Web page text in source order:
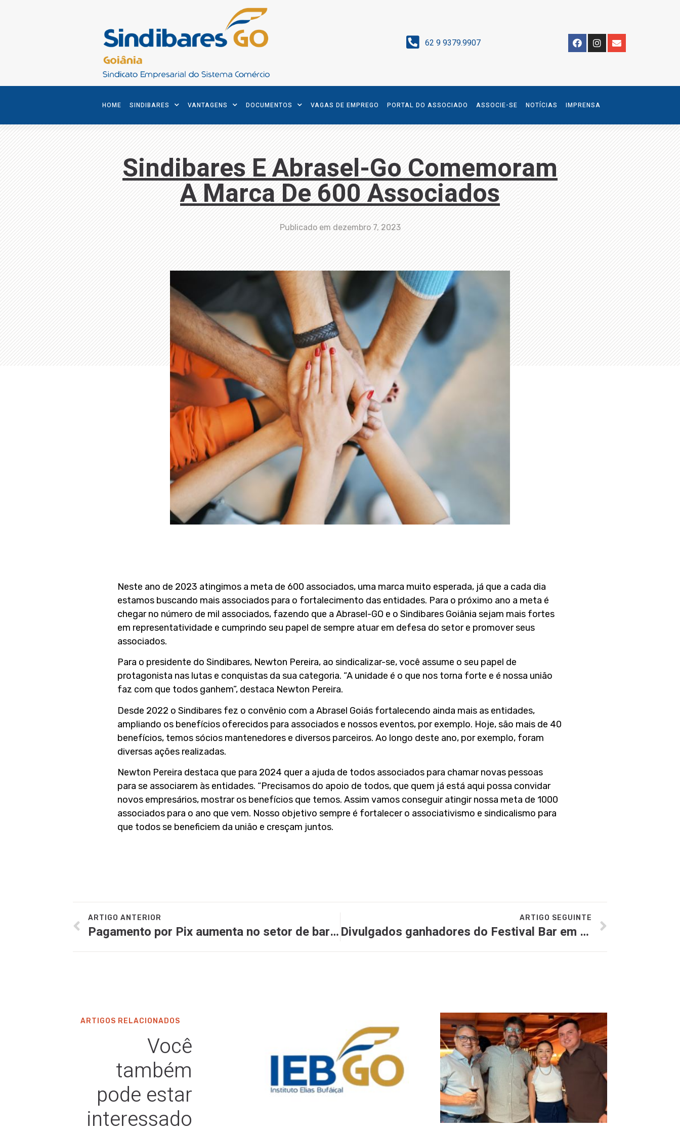
62 9 9379.9907
HOME SINDIBARES VANTAGENS DOCUMENTOS VAGAS DE EMPREGO PORTAL DO ASSOCIADO ASSOCIE-SE NOTÍCIAS IMPRENSA
Sindibares E Abrasel-Go Comemoram
A Marca De 600 Associados
Publicado em dezembro 7, 2023
Neste ano de 2023 atingimos a meta de 600 associados, uma marca muito esperada, já que a cada dia
estamos buscando mais associados para o fortalecimento das entidades. Para o próximo ano a meta é
chegar no número de mil associados, fazendo que a Abrasel-GO e o Sindibares Goiânia sejam mais fortes
em representatividade e cumprindo seu papel de sempre atuar em defesa do setor e promover seus
associados.
Para o presidente do Sindibares, Newton Pereira, ao sindicalizar-se, você assume o seu papel de
protagonista nas lutas e conquistas da sua categoria. “A unidade é o que nos torna forte e é nossa união
faz com que todos ganhem”, destaca Newton Pereira.
Desde 2022 o Sindibares fez o convênio com a Abrasel Goiás fortalecendo ainda mais as entidades,
ampliando os benefícios oferecidos para associados e nossos eventos, por exemplo. Hoje, são mais de 40
benefícios, temos sócios mantenedores e diversos parceiros. Ao longo deste ano, por exemplo, foram
diversas ações realizadas.
Newton Pereira destaca que para 2024 quer a ajuda de todos associados para chamar novas pessoas
para se associarem às entidades. “Precisamos do apoio de todos, que quem já está aqui possa convidar
novos empresários, mostrar os benefícios que temos. Assim vamos conseguir atingir nossa meta de 1000
associados para o ano que vem. Nosso objetivo sempre é fortalecer o associativismo e sindicalismo para
que todos se beneficiem da união e cresçam juntos.
ARTIGO ANTERIOR
Pagamento por Pix aumenta no setor de bares e restaurantes
ARTIGO SEGUINTE
Divulgados ganhadores do Festival Bar em Bar 2023
ARTIGOS RELACIONADOS
Você
também
pode estar
interessado